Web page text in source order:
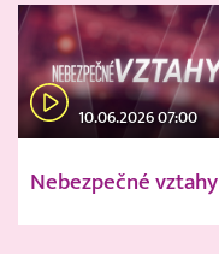
10.06.2026 07:00
Nebezpečné vztahy